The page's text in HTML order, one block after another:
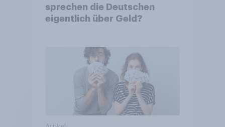
sprechen die Deutschen
eigentlich über Geld?